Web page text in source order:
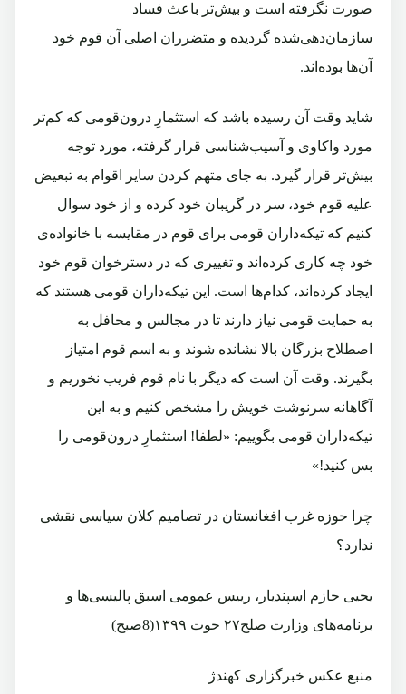
صورت نگرفته است و بیش‌تر باعث فساد
سازمان‌دهی‌شده گردیده و متضرران اصلی آن قوم خود
آن‌ها بوده‌اند.
شاید وقت آن رسیده باشد که استثمارِ درون‌قومی که کم‌تر
مورد واکاوی و آسیب‌شناسی قرار گرفته، مورد توجه
بیش‌تر قرار گیرد. به جای متهم کردن سایر اقوام به تبعیض
علیه قوم خود، سر در گریبان خود کرده و از خود سوال
کنیم که تیکه‌داران قومی برای قوم در مقایسه با خانواده‌ی
خود چه کاری کرده‌اند و تغییری که در دسترخوان قوم خود
ایجاد کرده‌اند، کدام‌ها است. این تیکه‌داران قومی هستند که
به حمایت قومی نیاز دارند تا در مجالس و محافل به
اصطلاح بزرگان بالا نشانده شوند و به اسم قوم امتیاز
بگیرند. وقت آن است که دیگر با نام قوم فریب نخوریم و
آگاهانه سرنوشت خویش را مشخص کنیم و به این
تیکه‌داران قومی بگوییم: «لطفا! استثمارِ درون‌قومی را
بس کنید!»
چرا حوزه غرب افغانستان در تصامیم کلان سیاسی نقشی
ندارد؟
یحیی حازم اسپندیار، رییس عمومی اسبق پالیسی‌ها و
برنامه‌های وزارت صلح۲۷ حوت ۱۳۹۹(8صبح)
منبع عکس خبرگزاری کهندژ